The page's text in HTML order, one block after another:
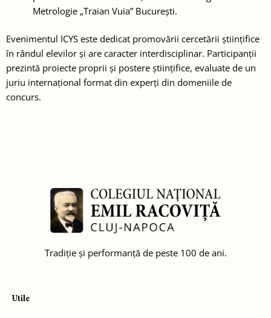
Metrologie „Traian Vuia” București.
Evenimentul ICYS este dedicat promovării cercetării științifice
în rândul elevilor și are caracter interdisciplinar. Participanții
prezintă proiecte proprii și postere științifice, evaluate de un
juriu internațional format din experți din domeniile de
concurs.
Tradiție și performanță de peste 100 de ani.
Utile